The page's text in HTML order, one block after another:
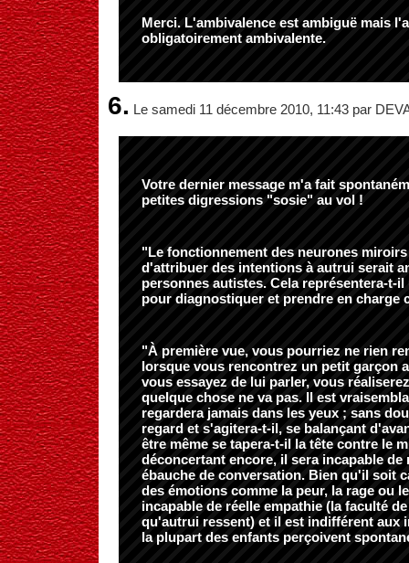
Merci. L'ambivalence est ambiguë mais
obligatoirement ambivalente.
6. Le samedi 11 décembre 2010, 11:43 par
Votre dernier message m'a fait
petites digressions "sosie" au vol !
"Le fonctionnement des neurones
d'attribuer des intentions à autrui serait
personnes autistes. Cela représentera-t-
pour diagnostiquer et prendre en charge
"À première vue, vous pourriez ne rien
lorsque vous rencontrez un petit garçon
vous essayez de lui parler, vous
quelque chose ne va pas. Il est
regardera jamais dans les yeux ; sans
regard et s'agitera-t-il, se balançant
être même se tapera-t-il la tête contre le
déconcertant encore, il sera incapable de
ébauche de conversation. Bien qu'il soit
des émotions comme la peur, la rage ou
incapable de réelle empathie (la faculté
qu'autrui ressent) et il est indifférent aux
la plupart des enfants perçoivent